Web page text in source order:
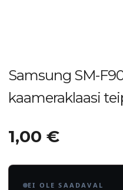
Samsung SM-
kaameraklaasi
1,00 €
EI OLE SAADAVAL